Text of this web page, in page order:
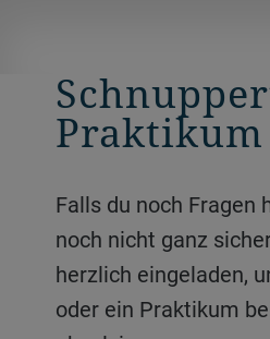
Praktikum
Falls du noch Fragen hast oder dir
noch nicht ganz
herzlich eingeladen,
oder ein Praktikum